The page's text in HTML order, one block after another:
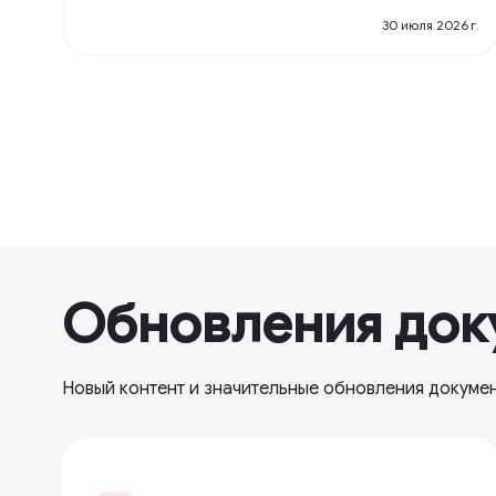
30 июля 2026 г.
Обновления
Новый контент и значительные обновления